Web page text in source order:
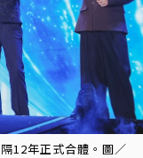
12年正式合體。圖／